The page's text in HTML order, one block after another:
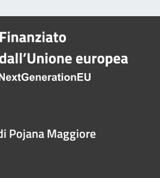
Pojana Maggiore